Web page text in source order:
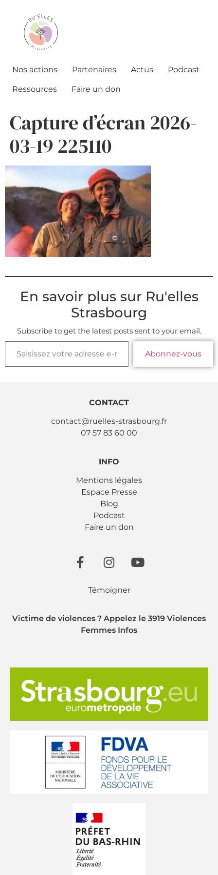
Nos actions Partenaires Actus Podcast
Ressources Faire un don
Capture d’écran 2026-
03-19 225110
En savoir plus sur Ru'elles
Strasbourg
Subscribe to get the latest posts sent to your email.
Abonnez-vous
CONTACT
contact@ruelles-strasbourg.fr
07 57 83 60 00
INFO
Mentions légales
Espace Presse
Blog
Podcast
Faire un don
Témoigner
Victime de violences ? Appelez le 3919 Violences
Femmes Infos